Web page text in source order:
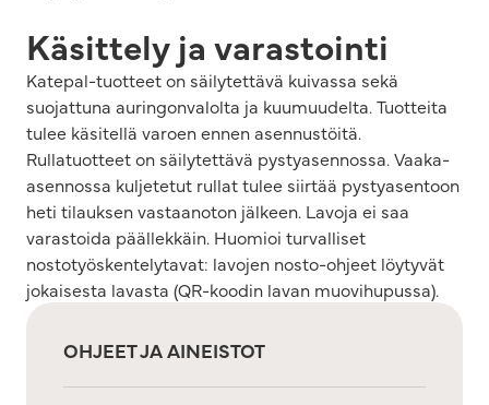
OHJEET JA AINEISTOT
Käsittely ja varastointi
Katepal-tuotteet on säilytettävä kuivassa sekä
suojattuna auringonvalolta ja kuumuudelta. Tuotteita
tulee käsitellä varoen ennen asennustöitä.
Rullatuotteet on säilytettävä pystyasennossa. Vaaka-
asennossa kuljetetut rullat tulee siirtää pystyasentoon
heti tilauksen vastaanoton jälkeen. Lavoja ei saa
varastoida päällekkäin. Huomioi turvalliset
nostotyöskentelytavat: lavojen nosto-ohjeet löytyvät
jokaisesta lavasta (QR-koodin lavan muovihupussa).